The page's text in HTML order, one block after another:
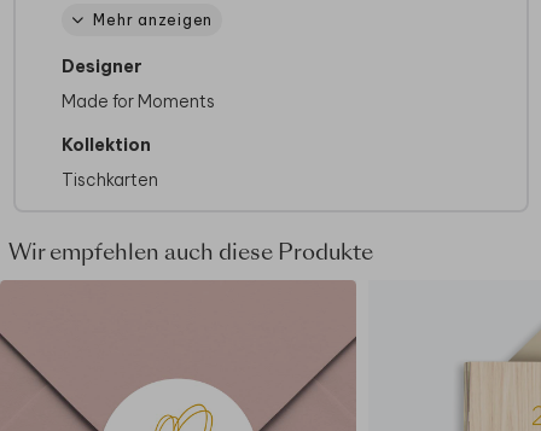
Namenskartenhalter aus Holz oder Metall
Mehr anzeigen
Designer
Made for Moments
Kollektion
Tischkarten
Wir empfehlen auch diese Produkte